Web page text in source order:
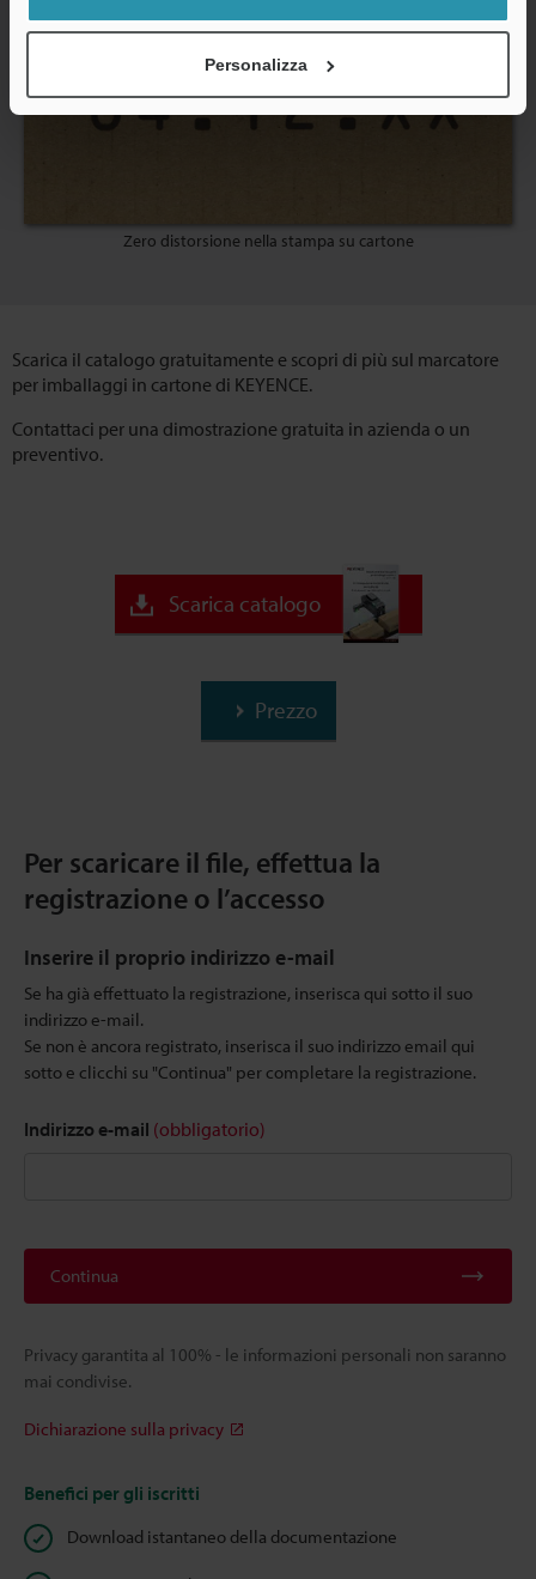
Personalizza
Zero distorsione nella stampa su cartone
Scarica il catalogo gratuitamente e scopri di più sul marcatore
per imballaggi in cartone di KEYENCE.
Contattaci per una dimostrazione gratuita in azienda o un
preventivo.
Scarica catalogo
Prezzo
Per scaricare il file, effettua la
registrazione o l’accesso
Inserire il proprio indirizzo e-mail
Se ha già effettuato la registrazione, inserisca qui sotto il suo
indirizzo e-mail.
Se non è ancora registrato, inserisca il suo indirizzo email qui
sotto e clicchi su "Continua" per completare la registrazione.
Indirizzo e-mail (obbligatorio)
Continua
Privacy garantita al 100% - le informazioni personali non saranno
mai condivise.
Dichiarazione sulla privacy
Benefici per gli iscritti
Download istantaneo della documentazione